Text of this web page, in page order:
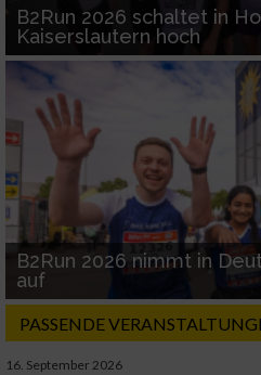
B2Run 2026 schaltet in
Kaiserslautern hoch
B2Run 2026 nimmt in
auf
PASSENDE
16. September 2026